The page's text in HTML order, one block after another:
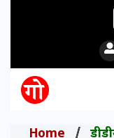
Home